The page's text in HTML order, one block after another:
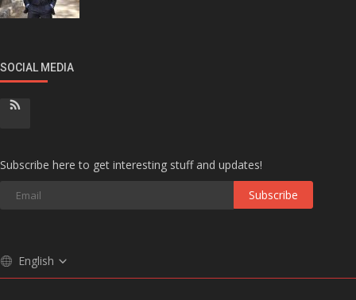
SOCIAL MEDIA
Subscribe here to get interesting stuff and updates!
Subscribe
English